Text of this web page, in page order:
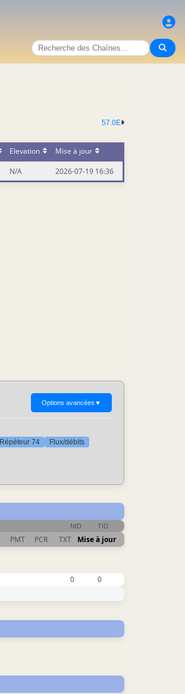
57.0E
Elevation
Mise à jour
N/A 2026-07-19 16:36
Options avancées ▼
Répéteur 74 Flux/débits
NID TID
PMT PCR TXT Mise à jour
0 0